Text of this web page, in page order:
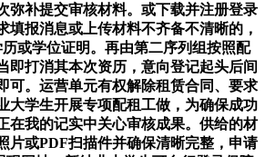
弥补提交审核材料。或下载并注册登录
填报消息或上传材料不齐备不清晰的，
历或学位证明。再由第二序列组按照配
即打消其本次资历，意向登记起头后间
可。运营单元有权解除租赁合同、要求
大学生开展专项配租工做，为确保成功
在我的记实中关心审核成果。供给的材
片或PDF扫描件并确保清晰完整，申请